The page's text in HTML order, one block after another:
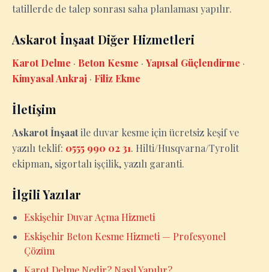
tatillerde de talep sonrası saha planlaması yapılır.
Askarot İnşaat Diğer Hizmetleri
Karot Delme · Beton Kesme · Yapısal Güçlendirme ·
Kimyasal Ankraj · Filiz Ekme
İletişim
Askarot İnşaatile duvar kesme için ücretsiz keşif ve
yazılı teklif: 0555 990 02 31. Hilti/Husqvarna/Tyrolit
ekipman, sigortalı işçilik, yazılı garanti.
İlgili Yazılar
Eskişehir Duvar Açma Hizmeti
Eskişehir Beton Kesme Hizmeti — Profesyonel
Çözüm